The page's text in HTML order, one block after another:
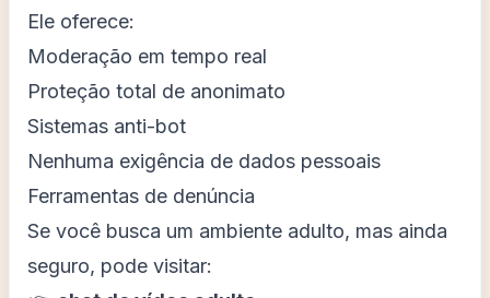
Ele oferece:
Moderação em tempo real
Proteção total de anonimato
Sistemas anti-bot
Nenhuma exigência de dados pessoais
Ferramentas de denúncia
Se você busca um ambiente adulto, mas ainda
seguro, pode visitar: